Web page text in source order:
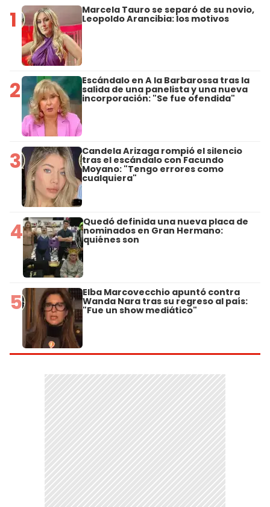
1 Marcela Tauro se separó de su novio,
Leopoldo Arancibia: los motivos
2 Escándalo en A la Barbarossa tras la
salida de una panelista y una nueva
incorporación: "Se fue ofendida"
3 Candela Arizaga rompió el silencio
tras el escándalo con Facundo
Moyano: "Tengo errores como
cualquiera"
4 Quedó definida una nueva placa de
nominados en Gran Hermano:
quiénes son
5 Elba Marcovecchio apuntó contra
Wanda Nara tras su regreso al país:
"Fue un show mediático"